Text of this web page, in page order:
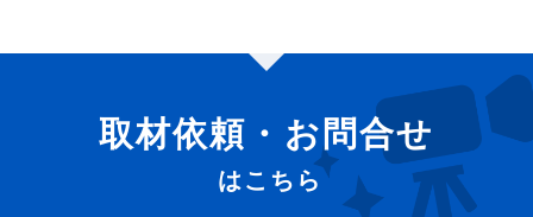
取材依頼・お問合せ
はこちら